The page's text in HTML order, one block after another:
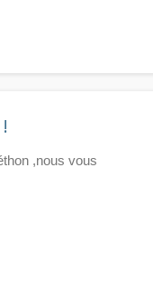
,nous vous